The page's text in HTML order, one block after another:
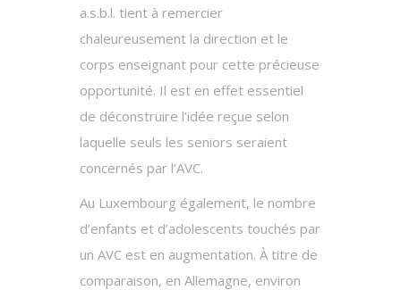
a.s.b.l. tient à remercier
chaleureusement la direction et le
corps enseignant pour cette précieuse
opportunité. Il est en effet essentiel
de déconstruire l’idée reçue selon
laquelle seuls les seniors seraient
concernés par l’AVC.
Au Luxembourg également, le nombre
d’enfants et d’adolescents touchés par
un AVC est en augmentation. À titre de
comparaison, en Allemagne, environ